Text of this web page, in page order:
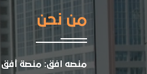
من نحن
منصه افق: منصة أفق